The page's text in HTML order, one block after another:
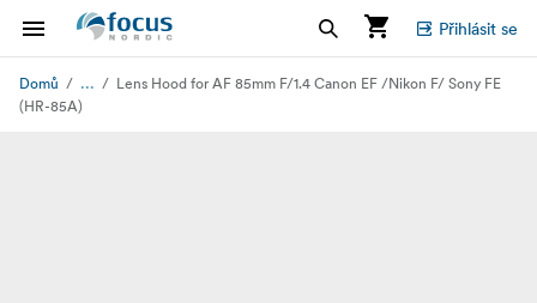
Přihlásit se
Domů ...
Lens Hood for AF 85mm F/1.4 Canon EF /Nikon F/ Sony FE
(HR-85A)